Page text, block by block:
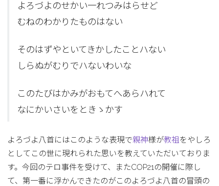
よろづよのせかい一れつみはらせど
むねのわかりたものはない
そのはずやといてきかしたことハない
しらぬがむりでハないわいな
このたびはかみがおもてへあらハれて
なにかいさいをときゝかす
よろづよ八首にはこのような表現で親神様が教祖 をやしろ
としてこの世に現れられた思いを教えていただいておりま
す。今回のテロ事件を受けて、またCOP21の開催に際し
て、第一番に浮かんできたのがこのよろづよ八首の冒頭の